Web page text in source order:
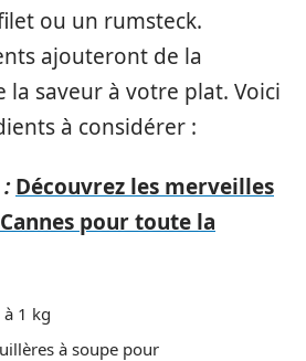
ou un rumsteck.
ajouteront de la
saveur à votre plat. Voici
à considérer :
Découvrez les merveilles
pour toute la
1 kg
à soupe pour